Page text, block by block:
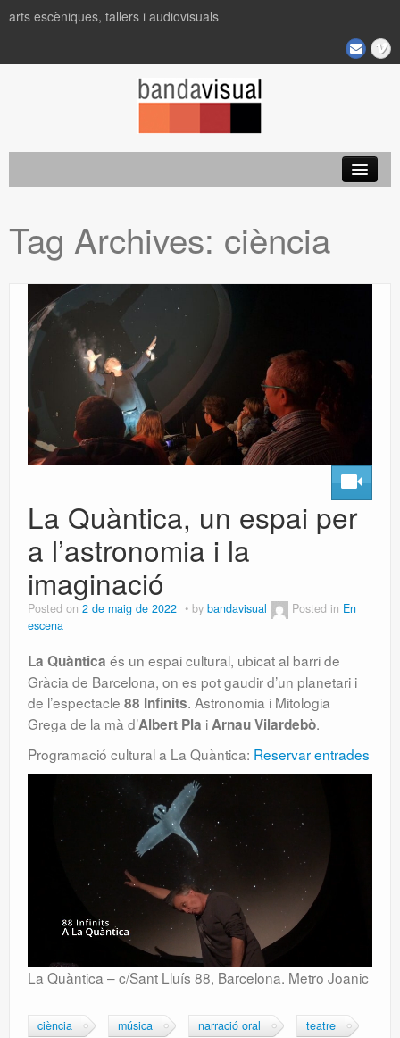
arts escèniques, tallers i audiovisuals
Tag Archives: ciència
La Quàntica, un espai per
a l’astronomia i la
imaginació
Posted on 2 de maig de 2022 by bandavisual Posted in En
escena
La Quàntica és un espai cultural, ubicat al barri de
Gràcia de Barcelona, on es pot gaudir d’un planetari i
de l’espectacle 88 Infinits. Astronomia i Mitologia
Grega de la mà d’Albert Pla iArnau Vilardebò.
Programació cultural a La Quàntica: Reservar entrades
La Quàntica – c/Sant Lluís 88, Barcelona. Metro Joanic
ciència música narració oral teatre